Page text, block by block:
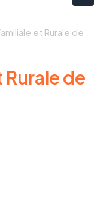
et Rurale de
Rurale de